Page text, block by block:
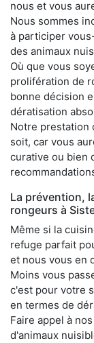
nous et vous
Nous sommes
à participer
des animaux
Où que vous
prolifération de
bonne décision
dératisation
Notre prestation
soit, car vous
curative ou bien
La prévention,
rongeurs à
Même si la
refuge parfait
et nous vous en
Moins vous
c'est pour votre
en termes de
Faire appel à
d'animaux